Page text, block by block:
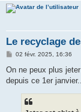
Le recyclage
M
s
a
02 févr. 2025, 16:36
On ne peux plus
depuis ce 1er janvier..